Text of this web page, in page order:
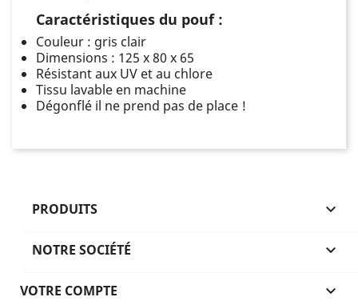
Caractéristiques du pouf :
Couleur : gris clair
Dimensions : 125 x 80 x 65
Résistant aux UV et au chlore
Tissu lavable en machine
Dégonflé il ne prend pas de place !
PRODUITS 
NOTRE SOCIÉTÉ 
VOTRE COMPTE 